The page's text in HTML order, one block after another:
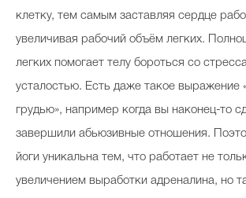
клетку, тем самым заставляя сердце
увеличивая рабочий объём легких.
легких помогает телу бороться со
усталостью. Есть даже такое выражение
грудью», например когда вы наконец-то
завершили абьюзивные отношения.
йоги уникальна тем, что работает не
увеличением выработки адреналина, но